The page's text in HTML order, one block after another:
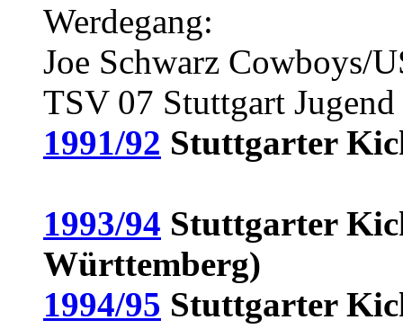
Werdegang:
Joe Schwarz Cowboys/
TSV 07 Stuttgart Jugend
1991/92 Stuttgarter
1993/94 Stuttgarter
Württemberg)
1994/95 Stuttgarter